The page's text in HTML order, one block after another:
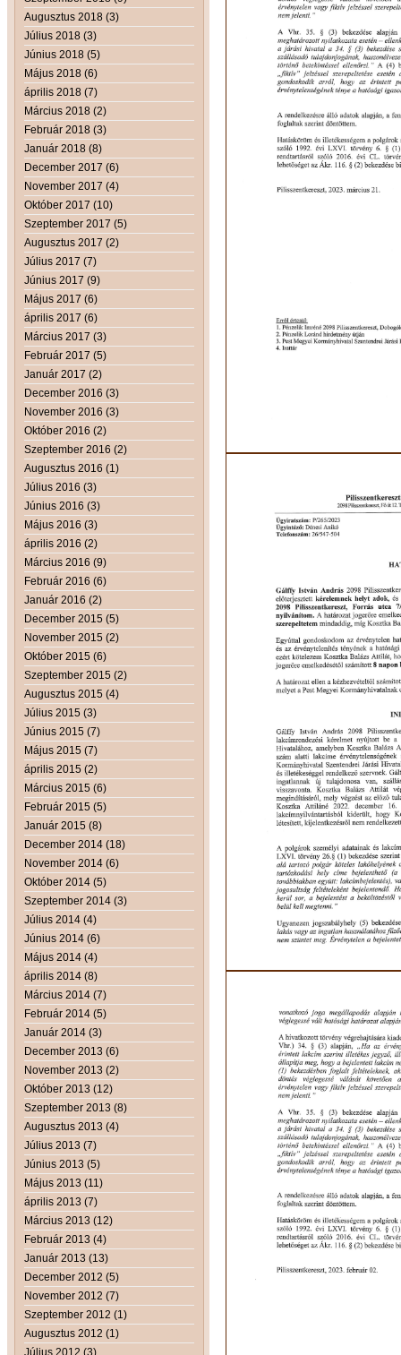
Augusztus 2018 (3)
Július 2018 (3)
Június 2018 (5)
Május 2018 (6)
április 2018 (7)
Március 2018 (2)
Február 2018 (3)
Január 2018 (8)
December 2017 (6)
November 2017 (4)
Október 2017 (10)
Szeptember 2017 (5)
Augusztus 2017 (2)
Július 2017 (7)
Június 2017 (9)
Május 2017 (6)
április 2017 (6)
Március 2017 (3)
Február 2017 (5)
Január 2017 (2)
December 2016 (3)
November 2016 (3)
Október 2016 (2)
Szeptember 2016 (2)
Augusztus 2016 (1)
Július 2016 (3)
Június 2016 (3)
Május 2016 (3)
április 2016 (2)
Március 2016 (9)
Február 2016 (6)
Január 2016 (2)
December 2015 (5)
November 2015 (2)
Október 2015 (6)
Szeptember 2015 (2)
Augusztus 2015 (4)
Július 2015 (3)
Június 2015 (7)
Május 2015 (7)
április 2015 (2)
Március 2015 (6)
Február 2015 (5)
Január 2015 (8)
December 2014 (18)
November 2014 (6)
Október 2014 (5)
Szeptember 2014 (3)
Július 2014 (4)
Június 2014 (6)
Május 2014 (4)
április 2014 (8)
Március 2014 (7)
Február 2014 (5)
Január 2014 (3)
December 2013 (6)
November 2013 (2)
Október 2013 (12)
Szeptember 2013 (8)
Augusztus 2013 (4)
Július 2013 (7)
Június 2013 (5)
Május 2013 (11)
április 2013 (7)
Március 2013 (12)
Február 2013 (4)
Január 2013 (13)
December 2012 (5)
November 2012 (7)
Szeptember 2012 (1)
Augusztus 2012 (1)
Július 2012 (3)